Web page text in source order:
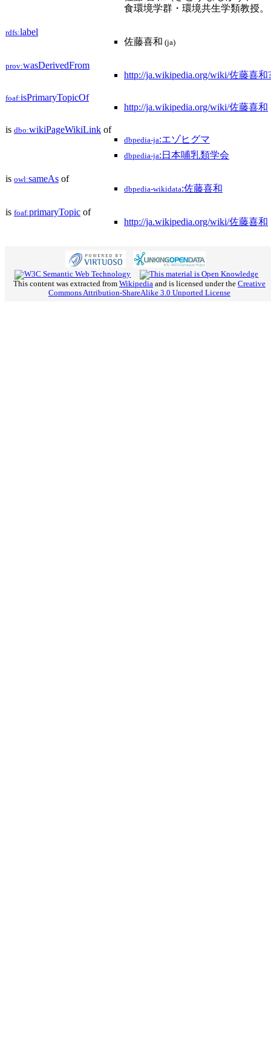
食環境学群・環境共生学類教授。
rdfs:label
佐藤喜和 (ja)
prov:wasDerivedFrom
http://ja.wikipedia.org/wiki/佐藤喜和
foaf:isPrimaryTopicOf
http://ja.wikipedia.org/wiki/佐藤喜和
is dbo:wikiPageWikiLink of
dbpedia-ja:エゾヒグマ
dbpedia-ja:日本哺乳類学会
is owl:sameAs of
dbpedia-wikidata:佐藤喜和
is foaf:primaryTopic of
http://ja.wikipedia.org/wiki/佐藤喜和
This content was extracted from Wikipedia and is licensed under the Creative
Commons Attribution-ShareAlike 3.0 Unported License